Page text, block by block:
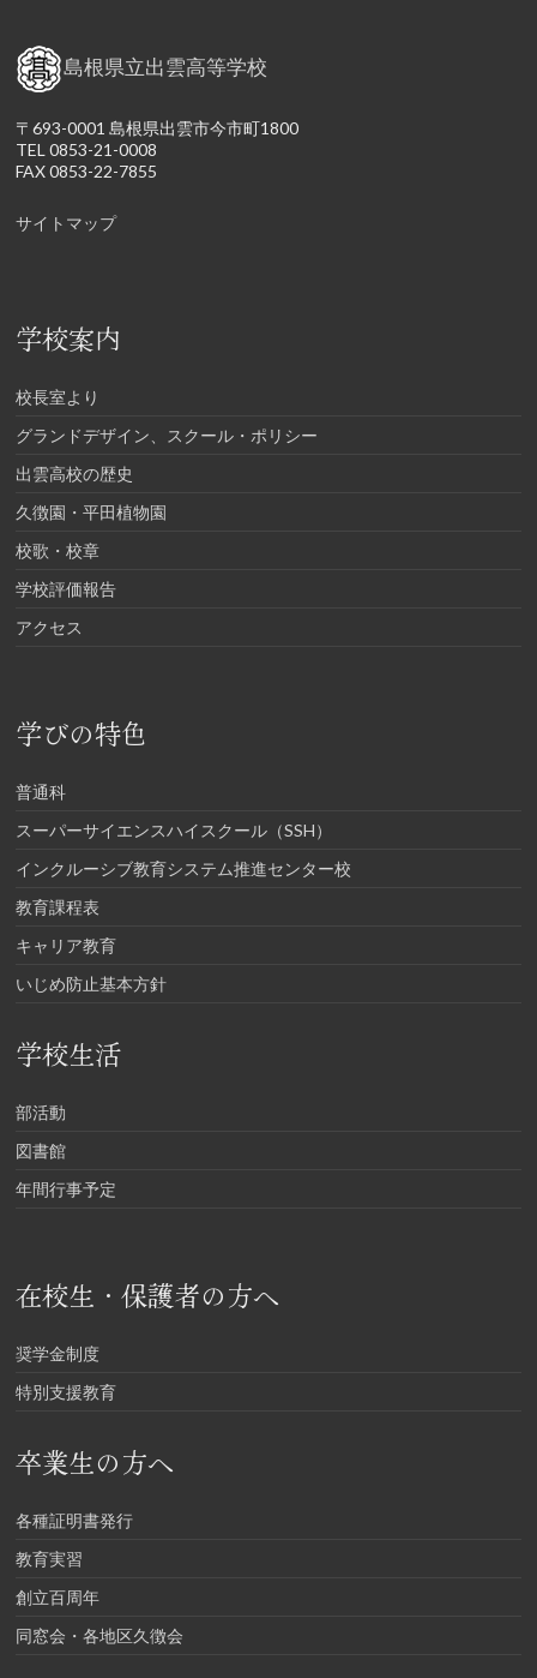
島根県立出雲高等学校
〒693-0001 島根県出雲市今市町1800
TEL 0853-21-0008
FAX 0853-22-7855
サイトマップ
学校案内
校長室より
グランドデザイン、スクール・ポリシー
出雲高校の歴史
久徴園・平田植物園
校歌・校章
学校評価報告
アクセス
学びの特色
普通科
スーパーサイエンスハイスクール（SSH）
インクルーシブ教育システム推進センター校
教育課程表
キャリア教育
いじめ防止基本方針
学校生活
部活動
図書館
年間行事予定
在校生・保護者の方へ
奨学金制度
特別支援教育
卒業生の方へ
各種証明書発行
教育実習
創立百周年
同窓会・各地区久徴会